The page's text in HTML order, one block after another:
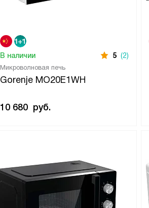
Микроволновая печь
Gorenje MO20E1WH
В наличии 5 (2)
10 680 руб.